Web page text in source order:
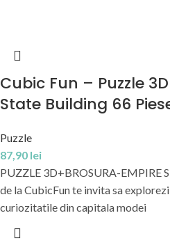
Cubic Fun – Puzzle
State Building 66
Puzzle
87,90 lei
PUZZLE 3D+BROSURA-EMPIRE
de la CubicFun te invita sa
curiozitatile din capitala modei